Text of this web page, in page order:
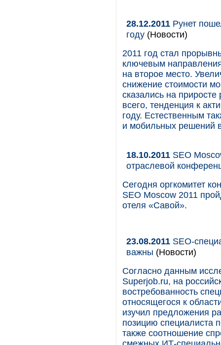
28.12.2011 Рунет
году (Новости)
2011 год стал
ключевым
на второе место.
снижение стоимости
сказались на
всего, тенденция к
году. Естественным
и мобильных решений
18.10.2011 SEO
отраслевой
Сегодня оргкомитет
SEO Moscow 2011
отеля «Савой».
23.08.2011 SEO-
важны (Новости)
Согласно данным
Superjob.ru, на
востребованность
относящегося к
изучил предложения
позицию специалиста
также соотношение